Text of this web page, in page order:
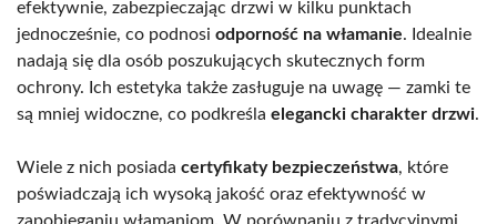
efektywnie, zabezpieczając drzwi w kilku punktach
jednocześnie, co podnosi odporność na włamanie. Idealnie
nadają się dla osób poszukujących skutecznych form
ochrony. Ich estetyka także zasługuje na uwagę — zamki te
są mniej widoczne, co podkreśla elegancki charakter drzwi.
Wiele z nich posiada certyfikaty bezpieczeństwa, które
poświadczają ich wysoką jakość oraz efektywność w